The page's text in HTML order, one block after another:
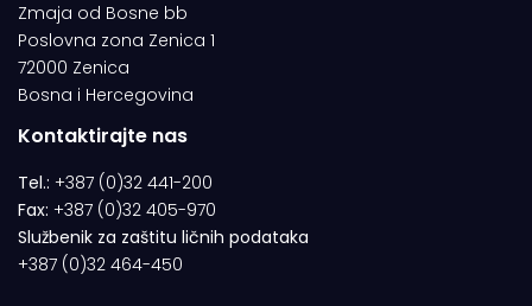
Zmaja od Bosne bb
Poslovna zona Zenica 1
72000 Zenica
Bosna i Hercegovina
Kontaktirajte nas
Tel.: +387 (0)32 441-200
Fax: +387 (0)32 405-970
Službenik za zaštitu ličnih podataka
+387 (0)32 464-450